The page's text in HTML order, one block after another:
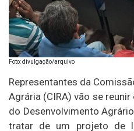
Foto: divulgação/arquivo
Representantes da
Agrária (CIRA) vão se
do Desenvolvimento
tratar de um projeto de